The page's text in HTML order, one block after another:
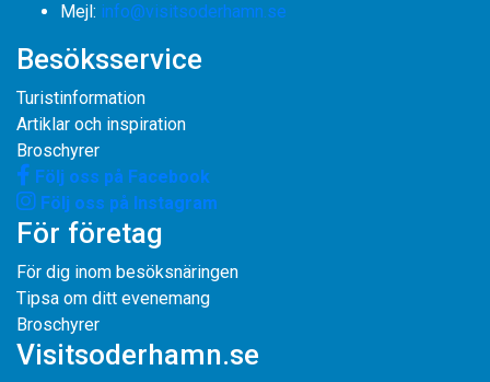
​​​​​​​Mejl: info@visitsoderhamn.se
Besöksservice
Turistinformation
Artiklar och inspiration
Broschyrer
Följ oss på Facebook
Följ oss på Instagram
För företag
För dig inom besöksnäringen
Tipsa om ditt evenemang
Broschyrer
Visitsoderhamn.se